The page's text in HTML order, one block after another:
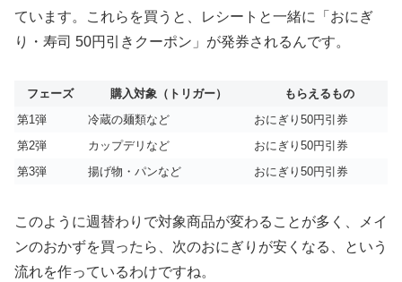
ています。これらを買うと、レシートと一緒に「おにぎ
り・寿司 50円引きクーポン」が発券されるんです。
フェーズ 購入対象（トリガー）
もらえるもの
第1弾
冷蔵の麺類など
おにぎり50円引券
第2弾
カップデリなど
おにぎり50円引券
第3弾
揚げ物・パンなど おにぎり50円引券
このように週替わりで対象商品が変わることが多く、メイ
ンのおかずを買ったら、次のおにぎりが安くなる、という
流れを作っているわけですね。